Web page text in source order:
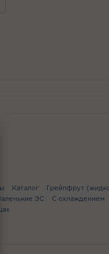
Каталог
Грейпфрут
ЭС С охлаждением